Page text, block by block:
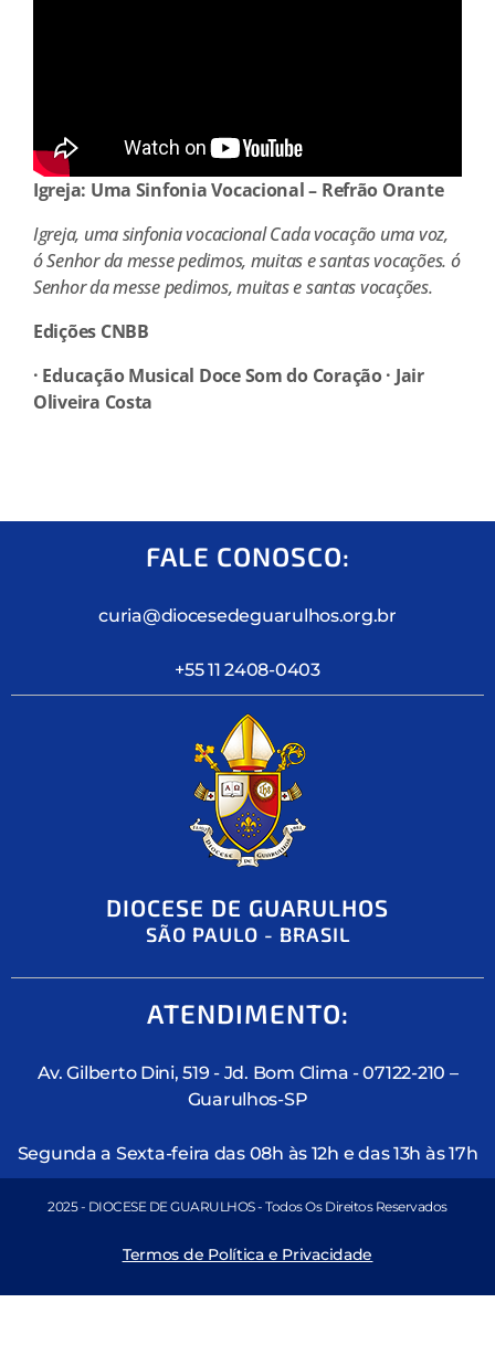
Igreja: Uma Sinfonia Vocacional – Refrão Orante
Igreja, uma sinfonia vocacional Cada vocação uma voz,
ó Senhor da messe pedimos, muitas e santas vocações. ó
Senhor da messe pedimos, muitas e santas vocações.
Edições CNBB
· Educação Musical Doce Som do Coração · Jair
Oliveira Costa
FALE CONOSCO:
curia@diocesedeguarulhos.org.br
+55 11 2408-0403
DIOCESE DE GUARULHOS
SÃO PAULO - BRASIL
ATENDIMENTO:
Av. Gilberto Dini, 519 - Jd. Bom Clima - 07122-210 –
Guarulhos-SP
Segunda a Sexta-feira das 08h às 12h e das 13h às 17h
2025 - DIOCESE DE GUARULHOS - Todos Os Direitos Reservados
Termos de Política e Privacidade